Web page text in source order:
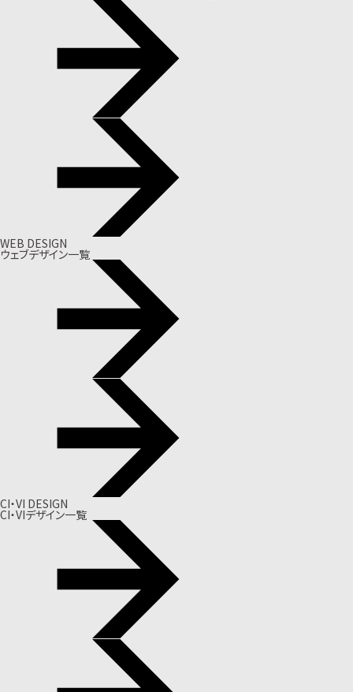
WEB DESIGN
ウェブデザイン一覧
CI・VI DESIGN
CI・VIデザイン一覧